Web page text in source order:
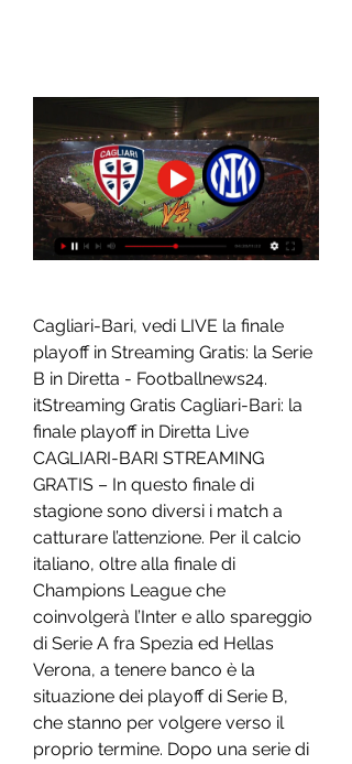
Cagliari-Bari, vedi LIVE la finale
playoff in Streaming Gratis: la Serie
B in Diretta - Footballnews24.
itStreaming Gratis Cagliari-Bari: la
finale playoff in Diretta Live
CAGLIARI-BARI STREAMING
GRATIS – In questo finale di
stagione sono diversi i match a
catturare l’attenzione. Per il calcio
italiano, oltre alla finale di
Champions League che
coinvolgerà l’Inter e allo spareggio
di Serie A fra Spezia ed Hellas
Verona, a tenere banco è la
situazione dei playoff di Serie B,
che stanno per volgere verso il
proprio termine. Dopo una serie di